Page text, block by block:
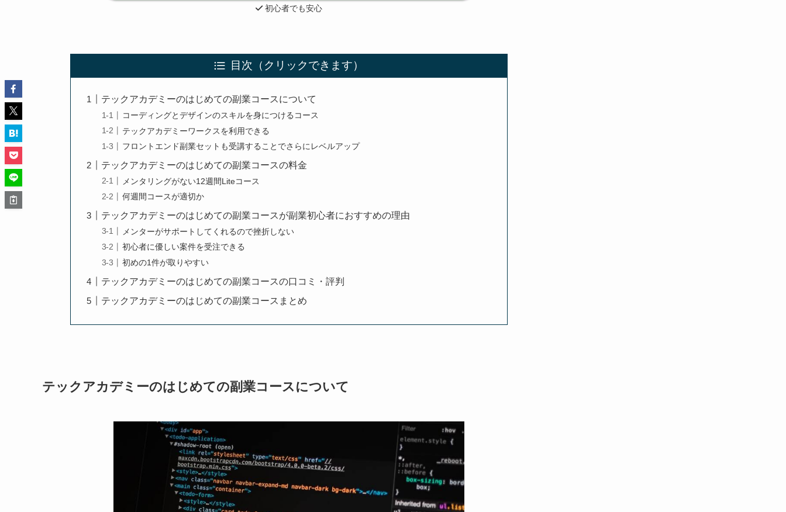
初心者でも安心
目次
テックアカデミーのはじめての副業コースについて
コーディングとデザインのスキルを身につけるコース
テックアカデミーワークスを利用できる
フロントエンド副業セットも受講することでさらにレベルアップ
テックアカデミーのはじめての副業コースの料金
メンタリングがない12週間Liteコース
何週間コースが適切か
テックアカデミーのはじめての副業コースが副業初心者におすすめの理由
メンターがサポートしてくれるので挫折しない
初心者に優しい案件を受注できる
初めの1件が取りやすい
テックアカデミーのはじめての副業コースの口コミ・評判
テックアカデミーのはじめての副業コースまとめ
テックアカデミーのはじめての副業コースについて